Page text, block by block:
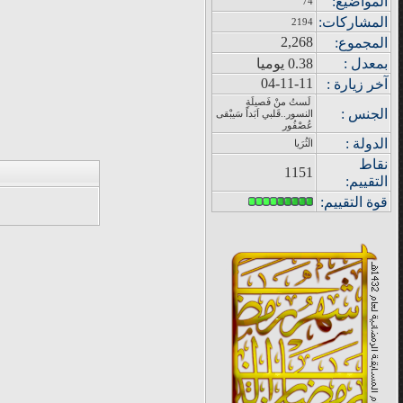
المشاركات:
2194
المجموع:
2,268
بمعدل :
0.38 يوميا
خر زيار ة :
04-11-11
الجنس :
لَستُ منْ فَصيلَةِ
النسور..قَلبي اَبَداً سَيبْقى
عُصْفُور
الدولة : الَثُرَيا
نقاط
التقييم:
1151
قوة التقييم: